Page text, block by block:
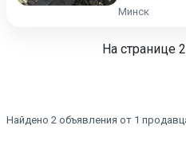
Минск
На странице 2
Найдено 2 объявления от 1